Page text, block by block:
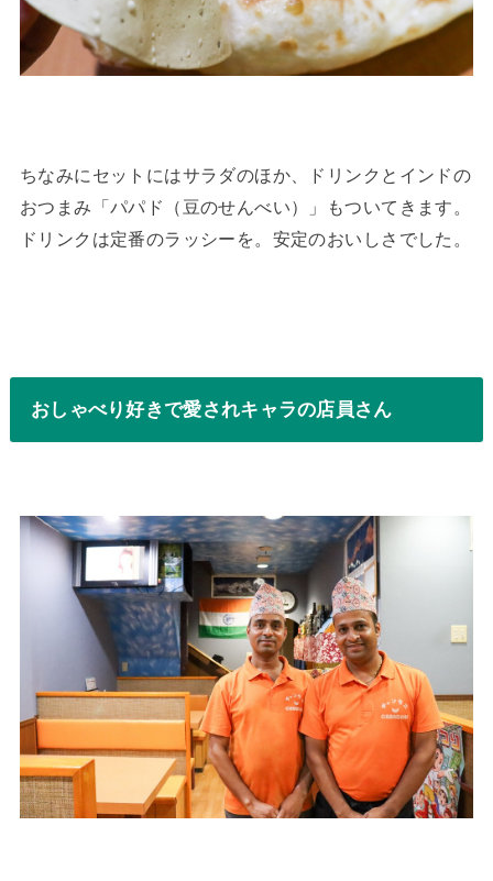
ちなみにセットにはサラダのほか、ドリンクとインドの
おつまみ「パパド（豆のせんべい）」もついてきます。
ドリンクは定番のラッシーを。安定のおいしさでした。
おしゃべり好きで愛されキャラの店員さん